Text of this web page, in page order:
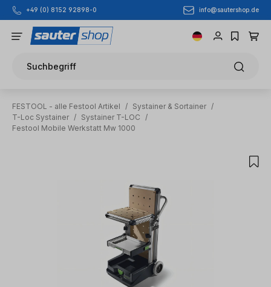
Zum Hauptinhalt springen
+49 (0) 8152 92898-0 info@sautershop.de
Suchbegriff
FESTOOL - alle Festool Artikel / Systainer & Sortainer /
T-Loc Systainer / Systainer T-LOC
/
Festool Mobile Werkstatt Mw 1000